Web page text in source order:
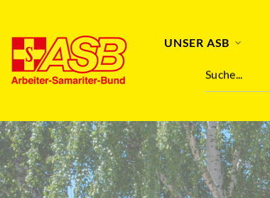
UNSER ASB
Suche...